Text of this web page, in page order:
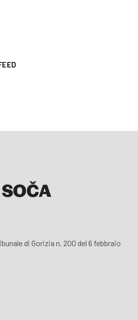
di Gorizia n. 200 del 6 febbraio